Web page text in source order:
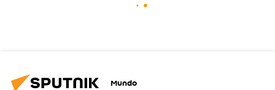
Mundo